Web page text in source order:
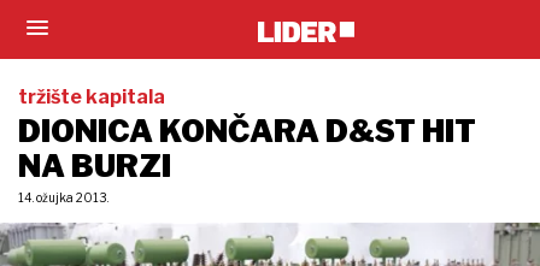
tržište kapitala
DIONICA KONČARA D&ST HIT
NA BURZI
14. ožujka 2013.